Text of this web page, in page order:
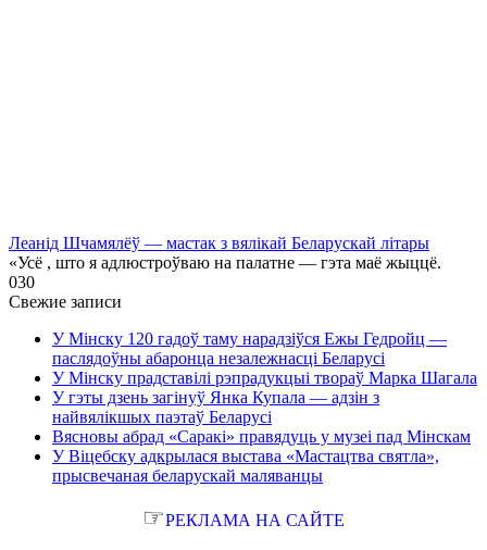
Леанід Шчамялёў — мастак з вялікай Беларускай літары
«Усё , што я адлюстроўваю на палатне — гэта маё жыццё.
030
Свежие записи
У Мінску 120 гадоў таму нарадзіўся Ежы Гедройц —
паслядоўны абаронца незалежнасці Беларусі
У Мінску прадставілі рэпрадукцыі твораў Марка Шагала
У гэты дзень загінуў Янка Купала — адзін з
найвялікшых паэтаў Беларусі
Вясновы абрад «Саракі» правядуць у музеі пад Мінскам
У Віцебску адкрылася выстава «Мастацтва святла»,
прысвечаная беларускай маляванцы
☞РЕКЛАМА НА САЙТЕ